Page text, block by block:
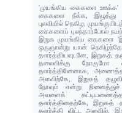
'முயங்கிய கைகளை ஊக்க'
கைகளை நீக்க,
புலவியில் நெகிழ,
கைகளைப் புலந்தார்போல்
இறுக முயங்கிய கைகளை
ஒருஞான்று யான்
தளர்த்தியவுடனே, இறுகத்
தலைவிக்கு நோகுமோ
தளர்த்தினேனாக,
அளவிற்கே, இறுகத்
நோவும் என்று
அவளைக்
தளர்த்தினதற்கே, இறுகத்
தளர்த்தி விட்ட அளவில்,